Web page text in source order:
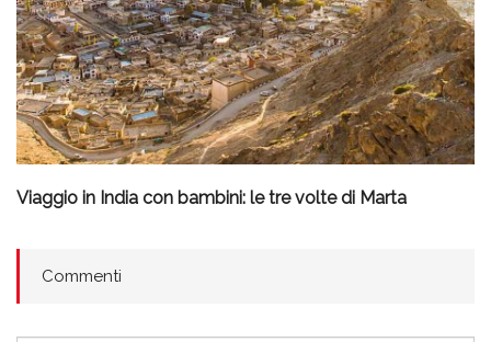
Viaggio in India con bambini: le tre volte di Marta
Commenti